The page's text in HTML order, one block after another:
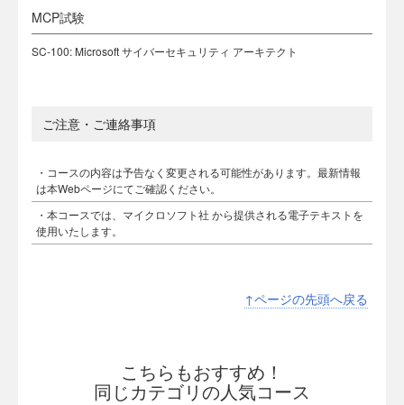
MCP試験
SC-100: Microsoft サイバーセキュリティ アーキテクト
ご注意・ご連絡事項
・コースの内容は予告なく変更される可能性があります。最新情報
は本Webページにてご確認ください。
・本コースでは、マイクロソフト社 から提供される電子テキストを
使用いたします。
↑ページの先頭へ戻る
こちらもおすすめ！
同じカテゴリの人気コース